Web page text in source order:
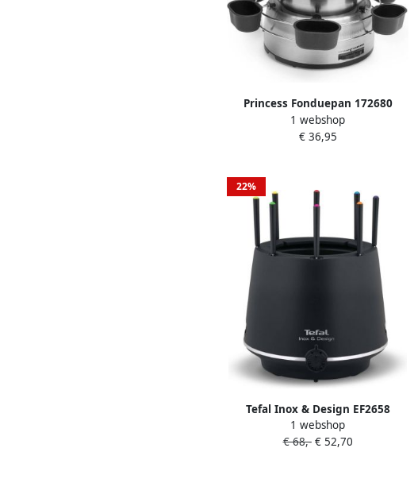
Princess Fonduepan 172680
Elektrische Fondueset 8 Personen
Olie Kaas Chocolade Met
1 webshop
€ 36,95
22%
Tefal Inox & Design EF2658
Elektrische Fonduepan 8
Fonduevorkjes 1.5L Anti-
1 webshop
€ 68,-€ 52,70